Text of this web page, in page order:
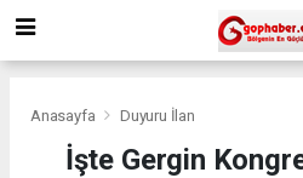
Anasayfa Duyuru İlan
İşte Gergin